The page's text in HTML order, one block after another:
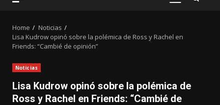
PRIMARY
Home
Noticias
Lisa Kudrow opinó sobre la polémica de Ross y Rachel en
Friends: “Cambié de opinión”
Noticias
Lisa Kudrow opinó sobre la polémica de
Ross y Rachel en Friends: “Cambié de